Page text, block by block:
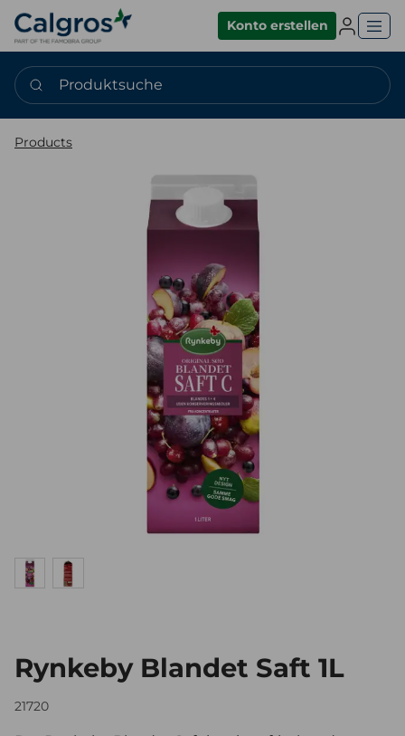
Konto erstellen
Produktsuche
Products
Rynkeby Blandet Saft 1L
21720